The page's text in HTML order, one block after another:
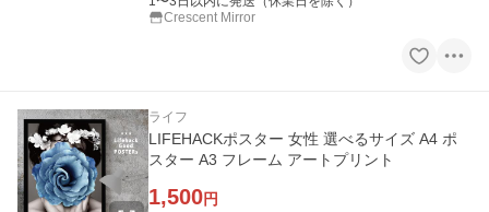
Crescent Mirror
ライフ
LIFEHACKポスター 女性 選べるサイズ A4 ポ
スター A3 フレーム アートプリント
1,500円